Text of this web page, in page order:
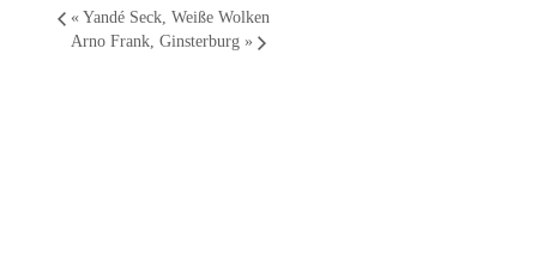
« Yandé Seck, Weiße Wolken
Arno Frank, Ginsterburg »